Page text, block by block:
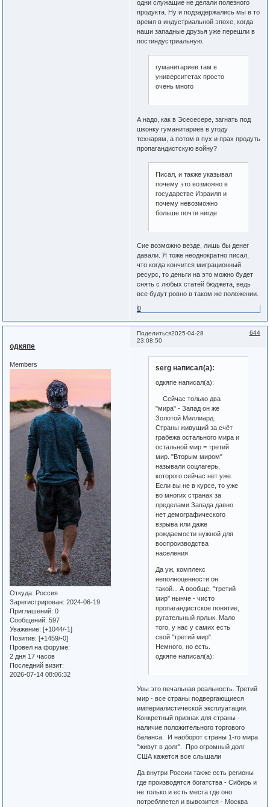
одни служащие не делали полезного
продукта. Ну и подзадержались мы в то
время в индустриальной эпохе, когда
наши западные друзья уже перешли в
постиндустриальную.
гуманитариев там в
университетах просто
очень много
А надо, как в Эсесесере, загнать под
шконку гуманитариев в угоду
технарям, а потом в пух и прах продуть
пропагандистскую войну?
Писал, и также указывал
почему это возможно в
государстве Израиля и
почему невозможно
больше почти нигде
Сие возможно везде, лишь бы денег
давали. Я тоже неоднократно писал,
что когда кончится миграционный
ресурс, то деньги на это можно будет
снять с любых статей бюджета, ведь
все будут ровно в таком же положении.
0
Поделиться 644
2025-04-28
23:08:50
одкяпе
Members
Откуда: Россия
Зарегистрирован: 2024-06-19
Приглашений: 0
Сообщений: 597
Уважение: [+1044/-1]
Позитив: [+1459/-0]
Провел на форуме:
2 дня 17 часов
Последний визит:
2026-07-14 08:06:32
serg написал(а):
одкяпе написал(а):
Сейчас только два
"мира" - Запад он же
Золотой Миллиард.
Страны живущий за счёт
грабежа остального мира и
остальной мир = третий
мир. "Вторым миром"
называли соцлагерь,
которого сейчас нет уже.
Если вы не в курсе, то уже
во многих странах за
пределами Запада давно
нет демографического
взрыва или даже
рождаемости нужной для
воспроизводства
населения
Да уж, комплекс
неполноценности он
такой... А вообще, "третий
мир" нынче - чисто
пропагандистское понятие,
ругательный ярлык. Мало
того, у нас у самих есть
свой "третий мир".
Немного, но есть.
одкяпе написал(а):
Увы это печальная реальность. Третий
мир - все страны подвергающиеся
империалистической эксплуатации.
Конкретный признак для страны -
наличие положительного торгового
баланса. И наоборот страны 1-го мира
"живут в долг". Про огромный долг
США кажется все слышали
Да внутри России также есть регионы
где производятся богатства - Сибирь и
не только и есть места где оно
потребляется и вывозится - Москва